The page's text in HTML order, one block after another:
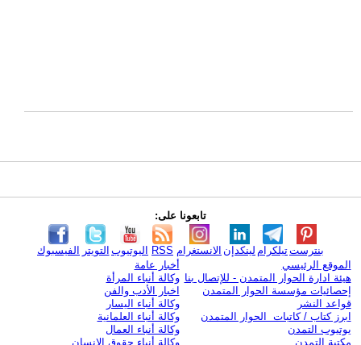
تابعونا على:
الفيسبوك التويتر اليوتيوب RSS الانستغرام لينكدإن تيلكرامبنترست
الموقع الرئيسي
هيئة ادارة الحوار المتمدن - للإتصال بنا
إحصائيات مؤسسة الحوار المتمدن
قواعد النشر
ابرز كتاب / كاتبات الحوار المتمدن
يوتيوب التمدن
مكتبة التمدن
أخبار عامة
وكالة أنباء المرأة
اخبار الأدب والفن
وكالة أنباء اليسار
وكالة أنباء العلمانية
وكالة أنباء العمال
وكالة أنباء حقوق الإنسان